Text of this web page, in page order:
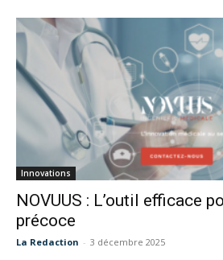
Innovations
NOVUUS : L’outil efficace
précoce
La Redaction - 3 décembre 2025